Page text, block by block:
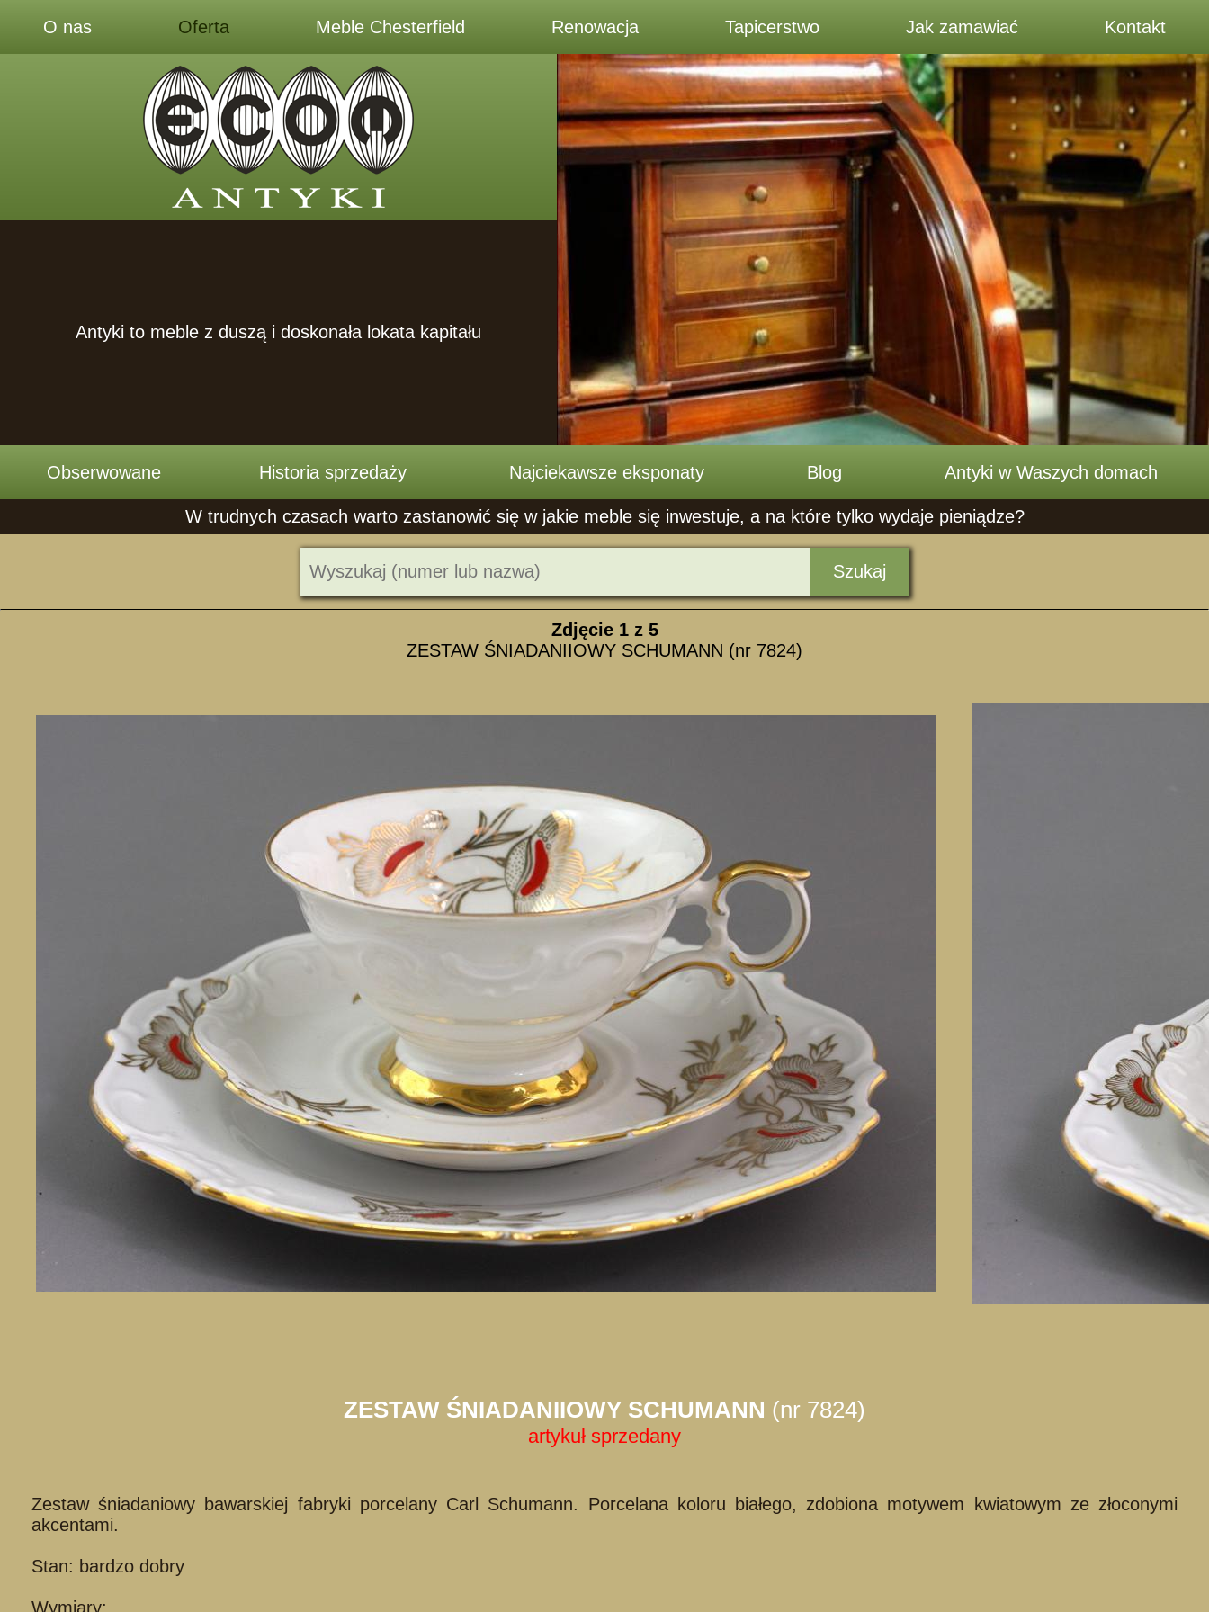
O nas Oferta Meble Chesterfield Renowacja Tapicerstwo Jak zamawiać Kontakt
Antyki to meble z duszą i doskonała lokata kapitału
Obserwowane Historia sprzedaży Najciekawsze eksponaty Blog Antyki w Waszych domach
W trudnych czasach warto zastanowić się w jakie meble się inwestuje, a na które tylko wydaje pieniądze?
Szukaj
Zdjęcie 1z 5
ZESTAW ŚNIADANIIOWY SCHUMANN (nr 7824)
ZESTAW ŚNIADANIIOWY SCHUMANN (nr 7824)
artykuł sprzedany
Zestaw śniadaniowy bawarskiej fabryki porcelany Carl Schumann. Porcelana koloru białego, zdobiona motywem kwiatowym ze złoconymi
akcentami.
Stan: bardzo dobry
Wymiary: